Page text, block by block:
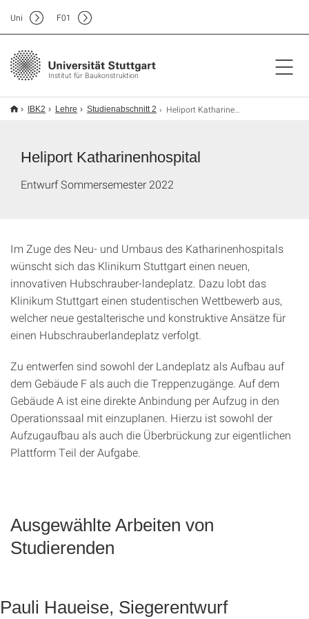
Institut für Baukonstruktion
Uni F01
IBK2 Lehre Studienabschnitt 2 Heliport Katharinenhospital
Heliport Katharinenhospital
Entwurf Sommersemester 2022
Im Zuge des Neu- und Umbaus des Katharinenhospitals
wünscht sich das Klinikum Stuttgart einen neuen,
innovativen Hubschrauber-landeplatz. Dazu lobt das
Klinikum Stuttgart einen studentischen Wettbewerb aus,
welcher neue gestalterische und konstruktive Ansätze für
einen Hubschrauberlandeplatz verfolgt.
Zu entwerfen sind sowohl der Landeplatz als Aufbau auf
dem Gebäude F als auch die Treppenzugänge. Auf dem
Gebäude A ist eine direkte Anbindung per Aufzug in den
Operationssaal mit einzuplanen. Hierzu ist sowohl der
Aufzugaufbau als auch die Überbrückung zur eigentlichen
Plattform Teil der Aufgabe.
Ausgewählte Arbeiten von
Studierenden
Pauli Haueise, Siegerentwurf